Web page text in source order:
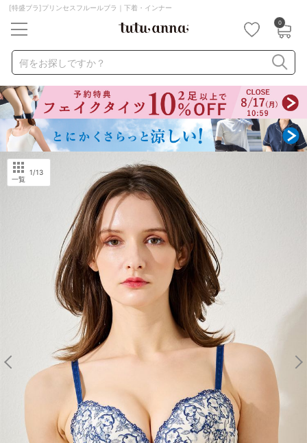
[特盛ブラ]プリンセスフルールブラ｜下着・インナー
0
何をお探しですか？
ナイトブラ ノンワイヤー 特盛ブラ
チューブトップ
折り畳み
パジャマ ストッキング
キャミソール
ルームウェア
アームカバー
カテゴリから探す
レッグウェア 下着
ルームウェア ライフスタイル
メンズ キッズ
マタニティ ギフトラッピング
SALE
サイズからブラを探す
一覧
1/13